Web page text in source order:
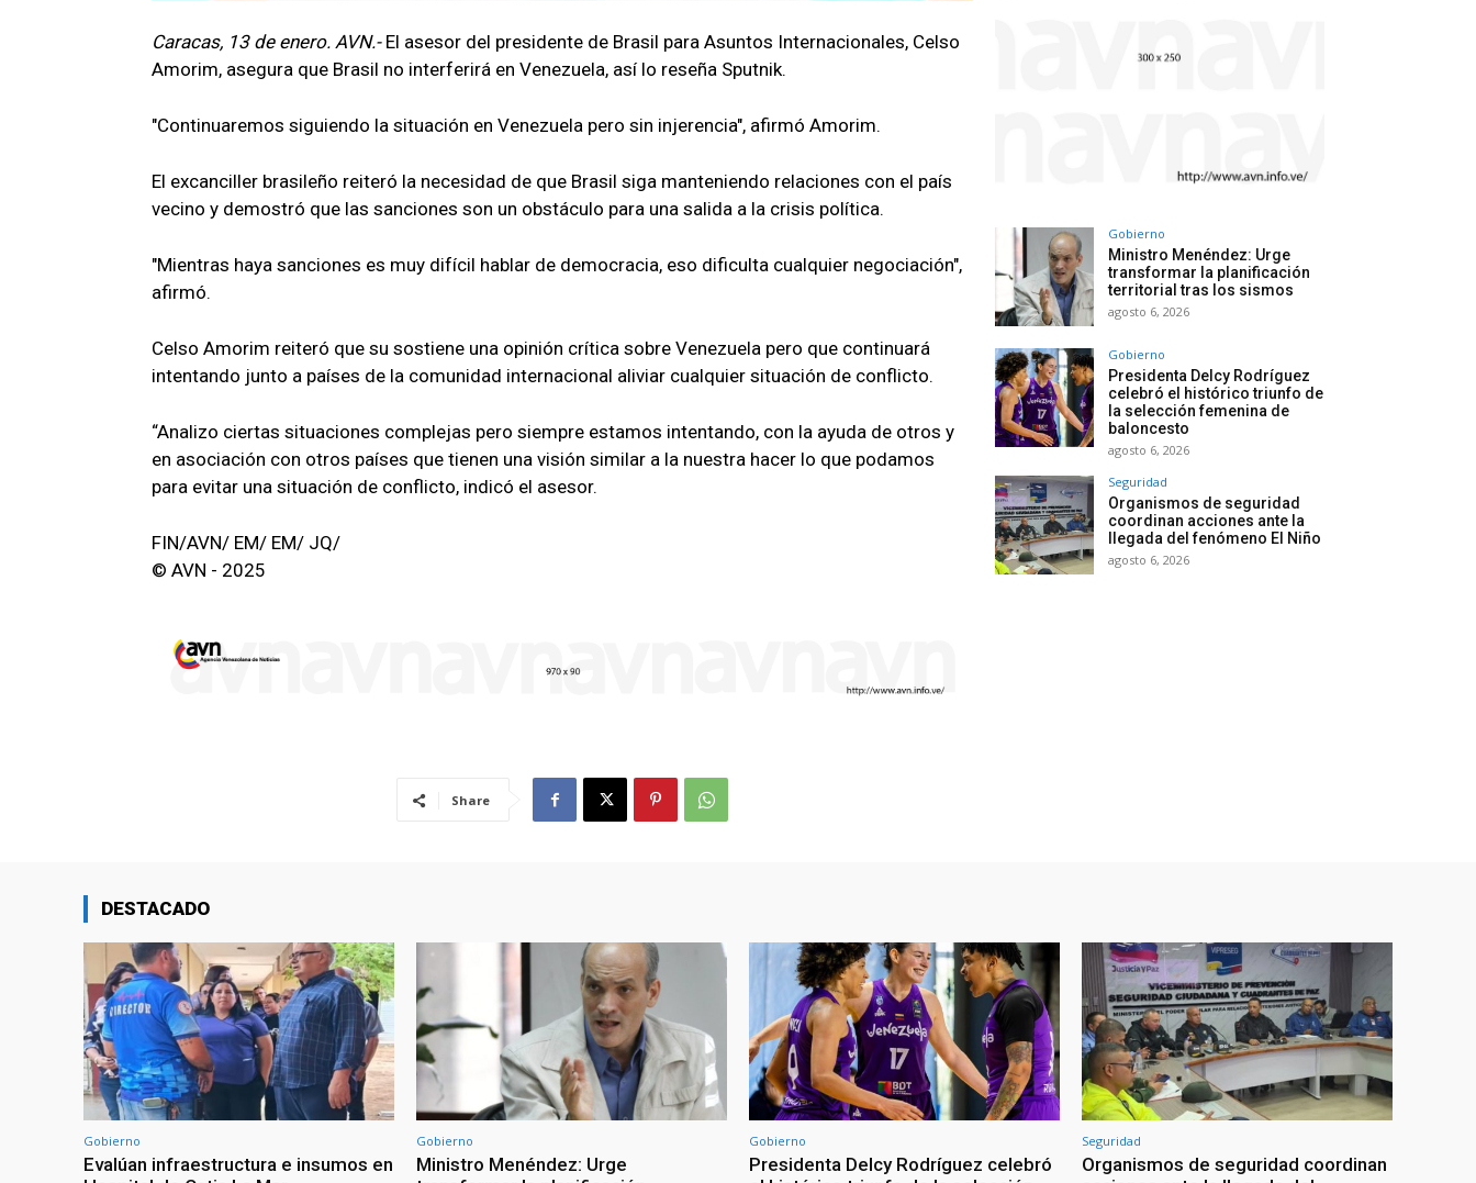
Caracas, 13 de enero. AVN.- El asesor del presidente de Brasil para Asuntos Internacionales, Celso
Amorim, asegura que Brasil no interferirá en Venezuela, así lo reseña Sputnik.
"Continuaremos siguiendo la situación en Venezuela pero sin injerencia", afirmó Amorim.
El excanciller brasileño reiteró la necesidad de que Brasil siga manteniendo relaciones con el país
vecino y demostró que las sanciones son un obstáculo para una salida a la crisis política.
"Mientras haya sanciones es muy difícil hablar de democracia, eso dificulta cualquier negociación",
afirmó.
Celso Amorim reiteró que su sostiene una opinión crítica sobre Venezuela pero que continuará
intentando junto a países de la comunidad internacional aliviar cualquier situación de conflicto.
“Analizo ciertas situaciones complejas pero siempre estamos intentando, con la ayuda de otros y
en asociación con otros países que tienen una visión similar a la nuestra hacer lo que podamos
para evitar una situación de conflicto, indicó el asesor.
FIN/AVN/ EM/ EM/ JQ/
© AVN - 2025
Share
Gobierno
Ministro Menéndez: Urge
transformar la planificación
territorial tras los sismos
agosto 6, 2026
Gobierno
Presidenta Delcy Rodríguez
celebró el histórico triunfo de
la selección femenina de
baloncesto
agosto 6, 2026
Seguridad
Organismos de seguridad
coordinan acciones ante la
llegada del fenómeno El Niño
agosto 6, 2026
DESTACADO
Gobierno
Evalúan infraestructura e insumos en
Gobierno
Ministro Menéndez: Urge
Gobierno
Presidenta Delcy Rodríguez celebró
Seguridad
Organismos de seguridad coordinan